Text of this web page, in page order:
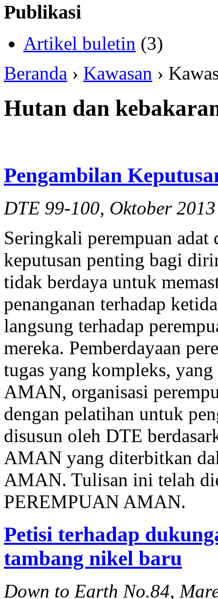
Publikasi
Artikel buletin (3)
Beranda › Kawasan ›
Hutan dan
Pengambilan
DTE 99-100, Oktober 2013
Seringkali perempuan
keputusan penting bagi
tidak berdaya untuk
penanganan terhadap
langsung terhadap
mereka. Pemberdayaan
tugas yang kompleks,
AMAN, organisasi
dengan pelatihan untuk
disusun oleh DTE
AMAN yang diterbitkan
AMAN. Tulisan ini telah
PEREMPUAN AMAN.
Petisi terhadap
tambang nikel baru
Down to Earth No.84,